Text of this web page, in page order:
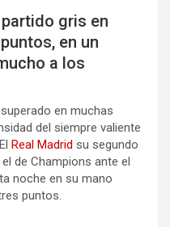
partido gris en
en un
a los
en muchas
del siempre valiente
Real Madrid su segundo
de Champions ante el
noche en su mano
puntos.